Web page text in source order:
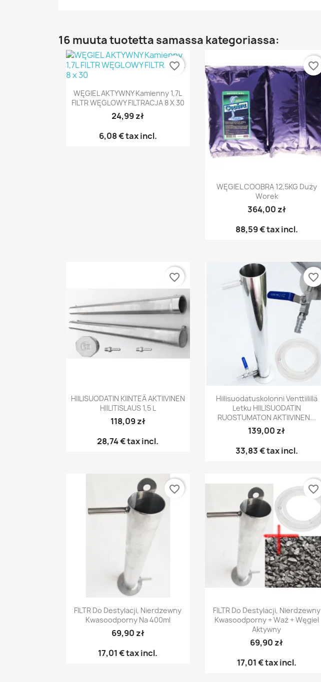
16 muuta tuotetta samassa kategoriassa:
Pikakatselu
WĘGIEL AKTYWNY Kamienny 1,7L
FILTR WĘGLOWY FILTRACJA 8 X 30
24,99 zł
6,08 €tax incl.
favorite_border
Pikakatselu
WĘGIEL COOBRA 12,5KG Duży
Worek
364,00 zł
88,59 €tax incl.
favorite_border
Pikakatselu
HIILISUODATIN KIINTEÄ AKTIIVINEN
HIILITISLAUS 1,5 L
118,09 zł
28,74 €tax incl.
favorite_border
Pikakatselu
Hiilisuodatuskolonni Venttiilillä
Letku HIILISUODATIN
RUOSTUMATON AKTIIVINEN...
139,00 zł
33,83 €tax incl.
favorite_border
Pikakatselu
FILTR Do Destylacji, Nierdzewny
Kwasoodporny Na 400ml
69,90 zł
17,01 €tax incl.
favorite_border
Pikakatselu
FILTR Do Destylacji, Nierdzewny
Kwasoodporny + Waż + Węgiel
Aktywny
69,90 zł
17,01 €tax incl.
favorite_border